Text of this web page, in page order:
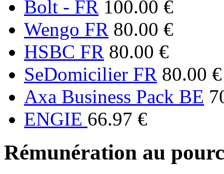
Bolt - FR 100.00 €
Wengo FR 80.00 €
HSBC FR 80.00 €
SeDomicilier FR 80.00 €
Axa Business Pack BE
ENGIE 66.97 €
Rémunération au